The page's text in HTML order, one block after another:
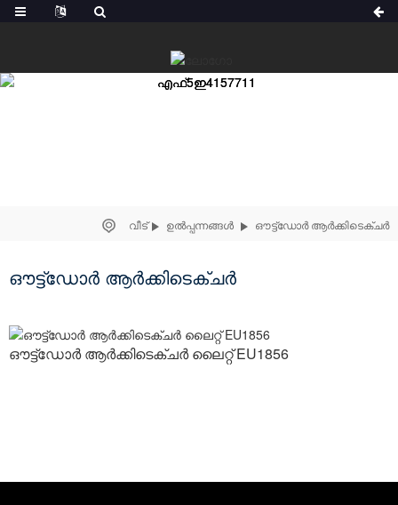
വീട് ഉൽപ്പന്നങ്ങൾ ഔട്ട്ഡോർ ആർക്കിടെക്ചർ
ഔട്ട്ഡോർ ആർക്കിടെക്ചർ
ഔട്ട്‌ഡോർ ആർക്കിടെക്ചർ ലൈറ്റ് EU1856